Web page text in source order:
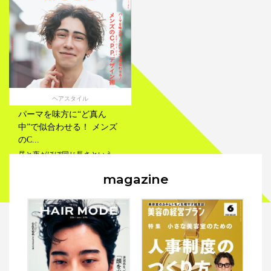
ヘアスタイル
パーマを味方に“ど真ん
中”で似合わせる！ メンズ
のC...
昼と夜がほぼ同じ長さという
か、同じフレーズをどこかで見
ヘアデザイン テクニック
magazine